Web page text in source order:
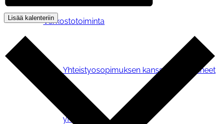
Verkostotoiminta
Yhteistyosopimuksen kanssamme tehneet
yhdistykset
Lisää kalenteriin